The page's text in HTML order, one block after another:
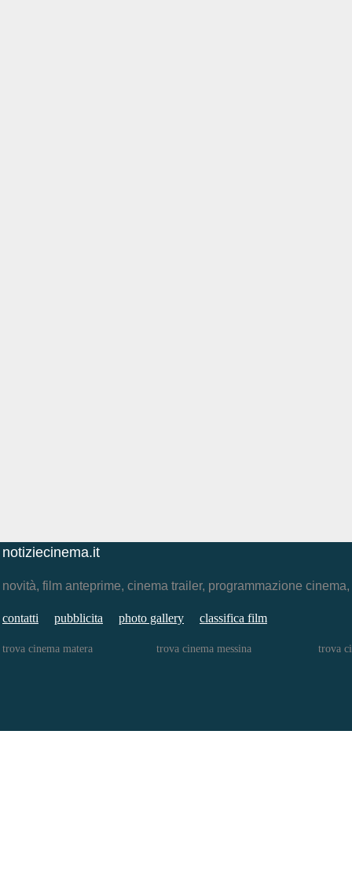
notiziecinema.it
novità, film anteprime, cinema trailer, programmazione
contatti pubblicita photo gallery classifica film
trova cinema matera trova cinema messina trova